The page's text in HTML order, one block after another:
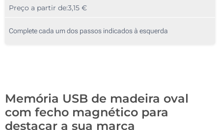
32 GB
64 GB
Serigrafia a 3 Cores
Serigrafia a 4 Cores
Sem marcação
Sem marcação
50
125
Preço a partir de:3,15 €
Complete cada um dos passos indicados à esquerda
Memória USB de madeira oval
com fecho magnético para
destacar a sua marca